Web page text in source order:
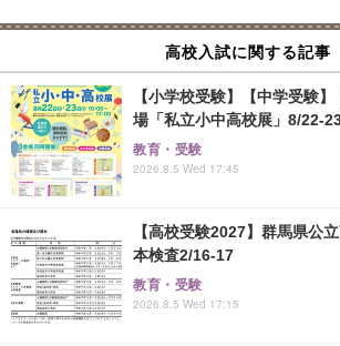
高校入試に関する記事
【小学校受験】【中学受験
場「私立小中高校展」8/22-
教育・受験
2026.8.5 Wed 17:45
【高校受験2027】群馬県公
本検査2/16-17
教育・受験
2026.8.5 Wed 17:15